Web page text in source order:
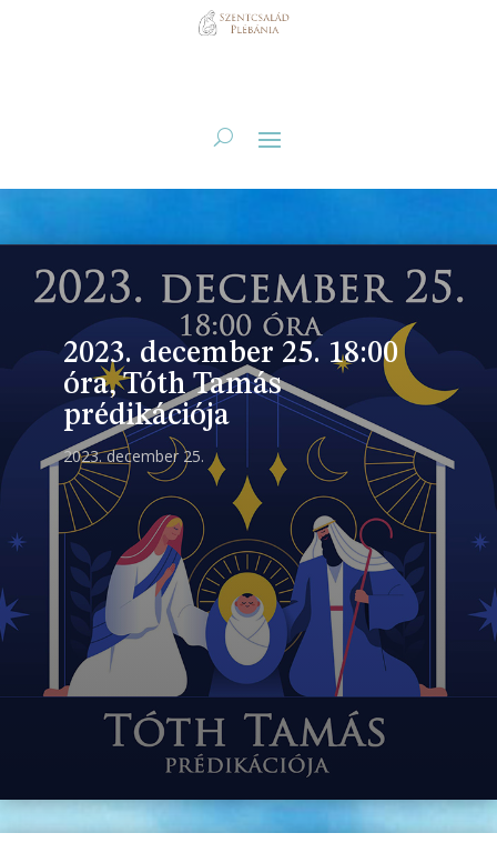
2023. december 25. 18:00
óra, Tóth Tamás
prédikációja
2023. december 25.